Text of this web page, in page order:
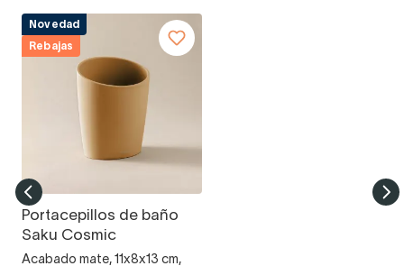
Novedad
Rebajas
Portacepillos de baño
Saku Cosmic
Acabado mate, 11x8x13 cm,